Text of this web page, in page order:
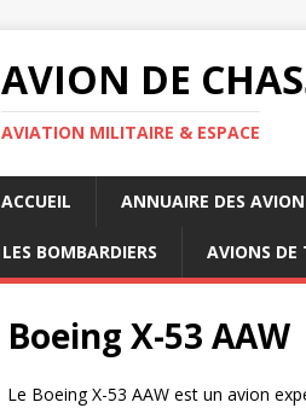
AVION DE
AVIATION MILITAIRE & ESPACE
ACCUEIL ANNUAIRE DES
LES BOMBARDIERS AVIONS DE
Boeing X-53 AAW
Le Boeing X-53 AAW est un avion